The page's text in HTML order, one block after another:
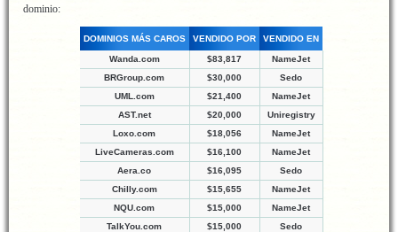
dominio:
DOMINIOS MÁS CAROS VENDIDO POR VENDIDO EN
Wanda.com $83,817
NameJet
BRGroup.com
$30,000
Sedo
UML.com
$21,400
NameJet
AST.net
$20,000
Uniregistry
Loxo.com
$18,056
NameJet
LiveCameras.com
$16,100
NameJet
Aera.co
$16,095
Sedo
Chilly.com
$15,655
NameJet
NQU.com
$15,000
NameJet
TalkYou.com
$15,000
Sedo